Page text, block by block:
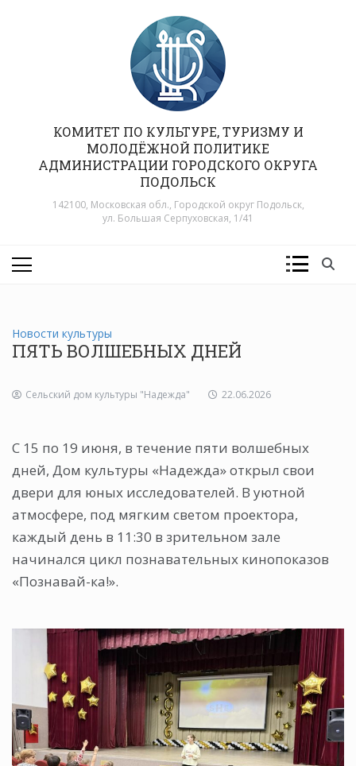
КОМИТЕТ ПО КУЛЬТУРЕ, ТУРИЗМУ И
МОЛОДЁЖНОЙ ПОЛИТИКЕ
АДМИНИСТРАЦИИ ГОРОДСКОГО ОКРУГА
ПОДОЛЬСК
142100, Московская обл., Городской округ Подольск,
ул. Большая Серпуховская, 1/41
Новости культуры
ПЯТЬ ВОЛШЕБНЫХ ДНЕЙ
Сельский дом культуры "Надежда" 22.06.2026
С 15 по 19 июня, в течение пяти волшебных
дней, Дом культуры «Надежда» открыл свои
двери для юных исследователей. В уютной
атмосфере, под мягким светом проектора,
каждый день в 11:30 в зрительном зале
начинался цикл познавательных кинопоказов
«Познавай-ка!».